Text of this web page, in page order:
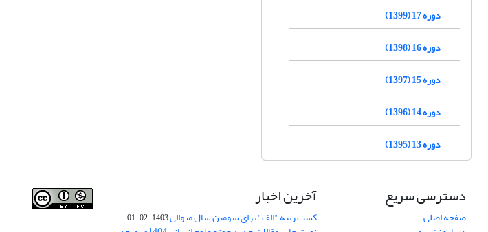
دوره 17 (1399)
دوره 16 (1398)
دوره 15 (1397)
دوره 14 (1396)
دوره 13 (1395)
دسترسی سریع
صفحه اصلی
آخرین اخبار
کسب رتبه "الف" برای سومین سال متوالی1403-02-01